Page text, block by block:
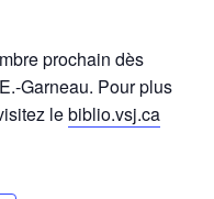
prochain dès
Garneau. Pour plus
lebiblio.vsj.ca